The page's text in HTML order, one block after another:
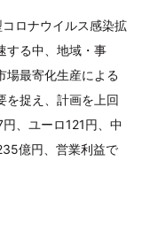
ロナウイルス感染拡
する中、地域・事
場最寄化生産による
を捉え、計画を上回
、ユーロ121円、中
億円、営業利益で